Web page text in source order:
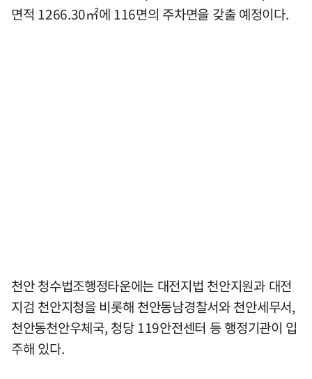
면적 1266.30㎡에 116면의 주차면을 갖출 예정이다.
천안 청수법조행정타운에는 대전지법 천안지원과 대전
지검 천안지청을 비롯해 천안동남경찰서와 천안세무서,
천안동천안우체국, 청당 119안전센터 등 행정기관이 입
주해 있다.